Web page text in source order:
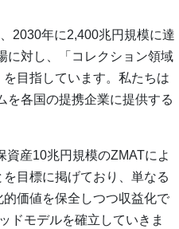
2030年に2,400兆円規模に達
に対し、「コレクション領域
目指しています。私たちは
を各国の提携企業に提供する
産10兆円規模のZMATによ
目標に掲げており、単なる
価値を保全しつつ収益化で
ドモデルを確立していきま